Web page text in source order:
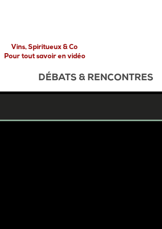
Vins, Spiritueux & Co
Pour tout savoir en vidéo
DÉBATS & RENCONTRES